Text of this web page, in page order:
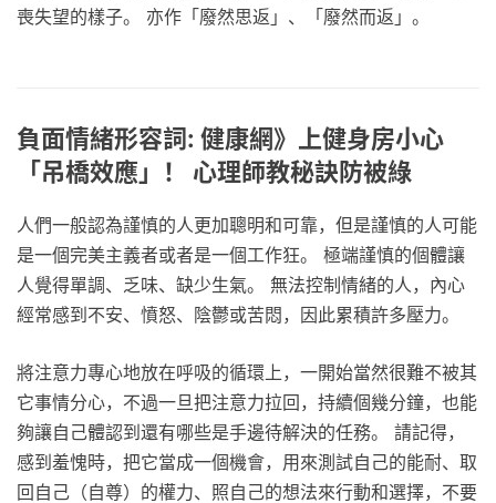
喪失望的樣子。 亦作「廢然思返」、「廢然而返」。
負面情緒形容詞: 健康網》上健身房小心
「吊橋效應」！ 心理師教秘訣防被綠
人們一般認為謹慎的人更加聰明和可靠，但是謹慎的人可能
是一個完美主義者或者是一個工作狂。 極端謹慎的個體讓
人覺得單調、乏味、缺少生氣。 無法控制情緒的人，內心
經常感到不安、憤怒、陰鬱或苦悶，因此累積許多壓力。
將注意力專心地放在呼吸的循環上，一開始當然很難不被其
它事情分心，不過一旦把注意力拉回，持續個幾分鐘，也能
夠讓自己體認到還有哪些是手邊待解決的任務。 請記得，
感到羞愧時，把它當成一個機會，用來測試自己的能耐、取
回自己（自尊）的權力、照自己的想法來行動和選擇，不要